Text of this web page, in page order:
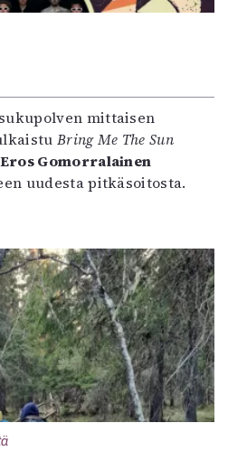
mittaisen
Bring Me The Sun
Eros Gomorralainen
uudesta pitkäsoitosta.